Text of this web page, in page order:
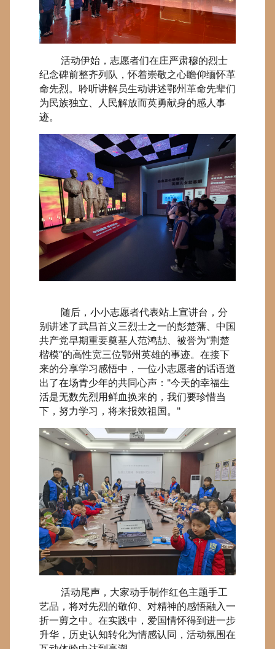
活动伊始，志愿者们在庄严肃穆的烈士
纪念碑前整齐列队，怀着崇敬之心瞻仰缅怀革
命先烈。聆听讲解员生动讲述鄂州革命先辈们
为民族独立、人民解放而英勇献身的感人事
迹。
随后，小小志愿者代表站上宣讲台，分
别讲述了武昌首义三烈士之一的彭楚藩、中国
共产党早期重要奠基人范鸿劼、被誉为“荆楚
楷模”的高性宽三位鄂州英雄的事迹。在接下
来的分享学习感悟中，一位小志愿者的话语道
出了在场青少年的共同心声："今天的幸福生
活是无数先烈用鲜血换来的，我们要珍惜当
下，努力学习，将来报效祖国。"
活动尾声，大家动手制作红色主题手工
艺品，将对先烈的敬仰、对精神的感悟融入一
折一剪之中。在实践中，爱国情怀得到进一步
升华，历史认知转化为情感认同，活动氛围在